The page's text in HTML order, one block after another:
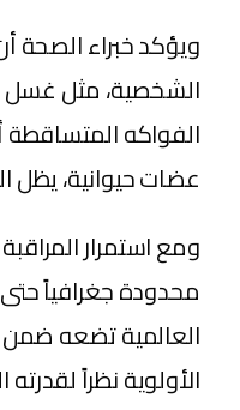
ويؤكد خبراء الصحة
الشخصية، مثل غسل
الفواكه المتساقطة
عضات حيوانية، يظل
ومع استمرار
محدودة جغرافياً
العالمية تضعه
الأولوية نظراً